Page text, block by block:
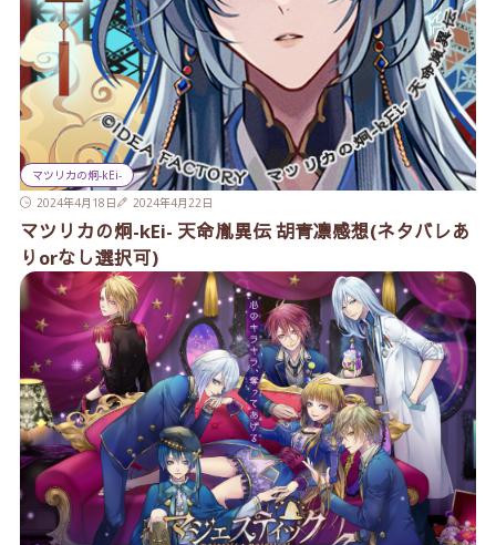
マツリカの炯-kEi-
2024年4月18日
2024年4月22日
マツリカの炯-kEi- 天命胤異伝 胡青凛感想(ネタバレあ
りorなし選択可)